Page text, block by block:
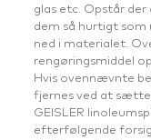
glas etc. Opstår
dem så hurtigt
ned i materialet.
rengøringsmiddel
Hvis ovennævnte
fjernes ved at sætte
GEISLER
efterfølgende